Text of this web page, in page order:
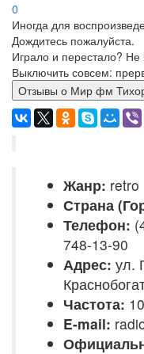
0
Иногда для
Дождитесь пожалуйста.
Играло и перестало?
Выключить совсем:
Отзывы о Мир фм
Жанр: retro
Страна
Телефон:
748-13-90
Адрес: ул.
Частота:
E-mail: